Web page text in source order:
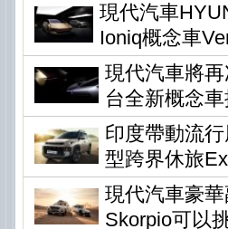
現代汽車
Ioniq概念車
現代汽車將
台全新概念
印度帶動流
型跨界休旅
現代汽車豪
Skorpio可以